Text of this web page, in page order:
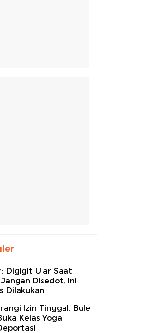
Digigit Ular Saat
Disedot, Ini
Dilakukan
Izin Tinggal, Bule
Kelas Yoga